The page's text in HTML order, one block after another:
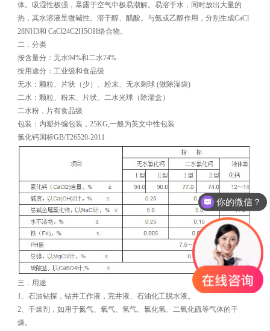
体。吸湿性极强，暴露于空气中极易潮解。易溶于水，同时放出大量的
热，其水溶液呈微碱性。溶于醇、醋酸。与氨或乙醇作用，分别生成CaCl
28NH3和 CaCl24C2H5OH络合物。
二．分类
按含量分：无水94%和二水74%
按用途分：工业级和食品级
无水：颗粒、片状（少）、粉末、无水刺球 (做除湿袋)
二水：颗粒、粉末、片状、二水光球（除湿盒）
二水粉，片有食品级
包装：内塑外编包装，25KG,一般为英文中性包装
氯化钙国标GB/T26520-2011
三．用途
1、石油钻探，钻井工作液，完井液、石油化工脱水液。
2、干燥剂，如用于氮气、氧气、氢气、氯化氢、二氧化硫等气体的干
燥。
你的微信？